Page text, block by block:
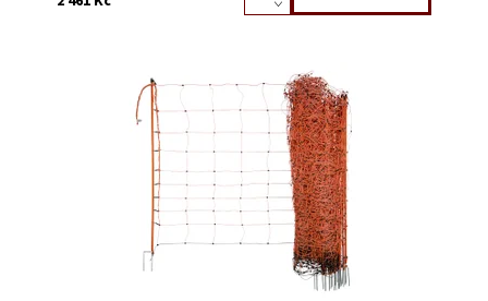
Dostupnost:
Skladem 23
3639D